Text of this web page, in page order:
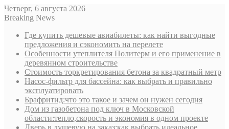
Четверг, 6 августа 2026
Breaking News
Где купить дешевые авиабилеты: как найти выгодные
предложения и сэкономить на перелете
Особенности утеплителя Политерм и его применение в
деревянном строительстве
Стоимость торкретирования бетона за квадратный метр
Насос-фильтр для бассейна: как выбрать и правильно
эксплуатировать
Брафритид:что это такое и зачем он нужен сегодня
Дом из газобетона под ключ в Московской
области:тепло,скорость и экономия в одном проекте
Дверь в душевую на заказ:как выбрать идеальное